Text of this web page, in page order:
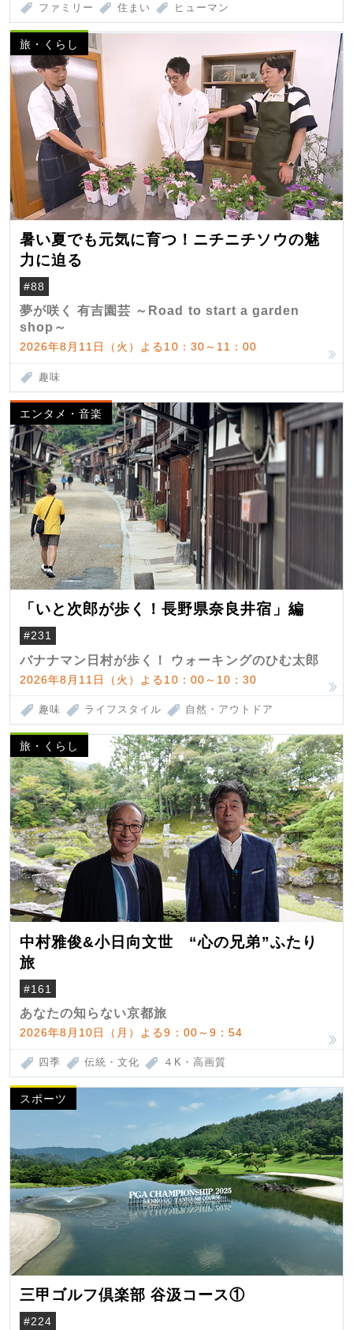
ファミリー 住まい ヒューマン
旅・くらし
暑い夏でも元気に育つ！ニチニチソウの魅
力に迫る
#88
夢が咲く 有吉園芸 ～Road to start a garden
shop～
2026年8月11日（火）よる10：30～11：00
趣味
エンタメ・音楽
「いと次郎が歩く！長野県奈良井宿」編
#231
バナナマン日村が歩く！ ウォーキングのひむ太郎
2026年8月11日（火）よる10：00～10：30
趣味 ライフスタイル 自然・アウトドア
旅・くらし
中村雅俊&小日向文世 “心の兄弟”ふたり
旅
#161
あなたの知らない京都旅
2026年8月10日（月）よる9：00～9：54
四季 伝統・文化 ４K・高画質
スポーツ
三甲ゴルフ倶楽部 谷汲コース①
#224